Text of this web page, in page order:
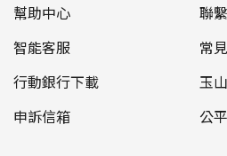
幫助中心
聯
智能客服
常
行動銀行下載
玉
申訴信箱
公